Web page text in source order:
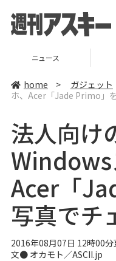
ニュース
home > ガジェット
ホ、Acer「Jade Primo」
法人向け
Windows
Acer「
写真でチ
2016年08月07日 12時00分
文● オカモト／ASCII.jp